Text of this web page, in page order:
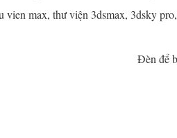
vien max, thư viện 3dsmax, 3dsky
Đèn để